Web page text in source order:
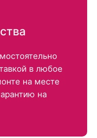
в любое
на месте
на